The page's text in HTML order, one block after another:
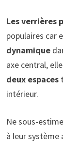
Les verrières
populaires car
dynamique
axe central,
deux espaces
intérieur.
Ne sous-
à leur